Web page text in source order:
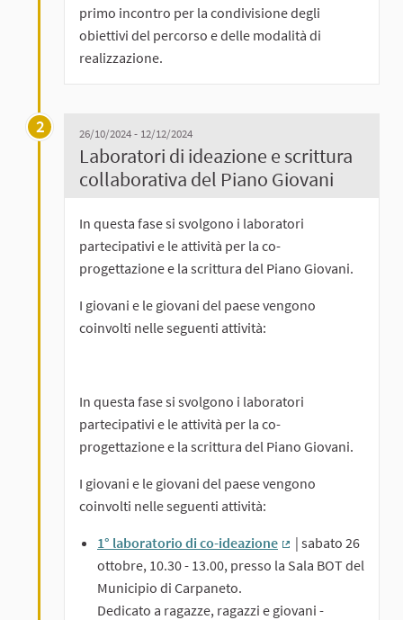
primo incontro per la condivisione degli
obiettivi del percorso e delle modalità di
realizzazione.
2 26/10/2024 - 12/12/2024
Laboratori di ideazione e scrittura
collaborativa del Piano Giovani
In questa fase si svolgono i laboratori
partecipativi e le attività per la co-
progettazione e la scrittura del Piano Giovani.
I giovani e le giovani del paese vengono
coinvolti nelle seguenti attività:
In questa fase si svolgono i laboratori
partecipativi e le attività per la co-
progettazione e la scrittura del Piano Giovani.
I giovani e le giovani del paese vengono
coinvolti nelle seguenti attività:
1° laboratorio di co-ideazione
(Collegamento
| sabato 26
ottobre, 10.30 - 13.00, presso la Sala BOT del
Municipio di Carpaneto.
Dedicato a ragazze, ragazzi e giovani -